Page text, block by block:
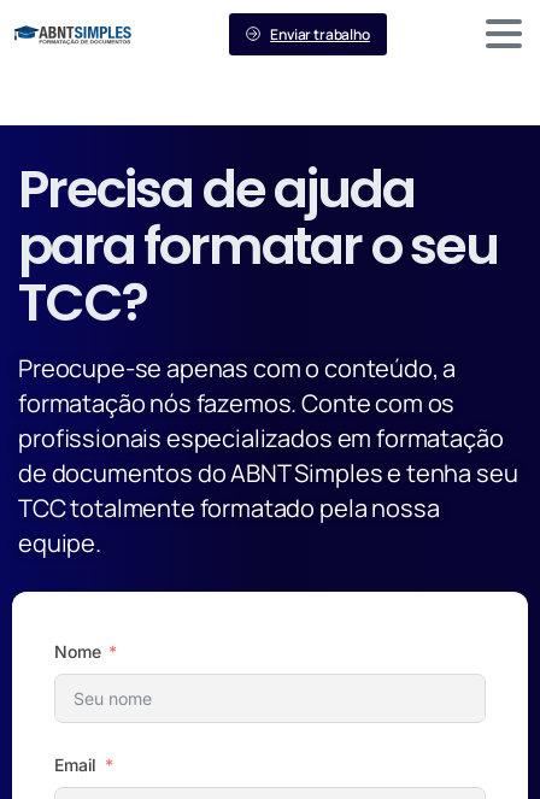
Enviar trabalho
Precisa de ajuda
para formatar o seu
TCC?
Preocupe-se apenas com o conteúdo, a
formatação nós fazemos. Conte com os
profissionais especializados em formatação
de documentos do ABNT Simples e tenha seu
TCC totalmente formatado pela nossa
equipe.
Nome
Email